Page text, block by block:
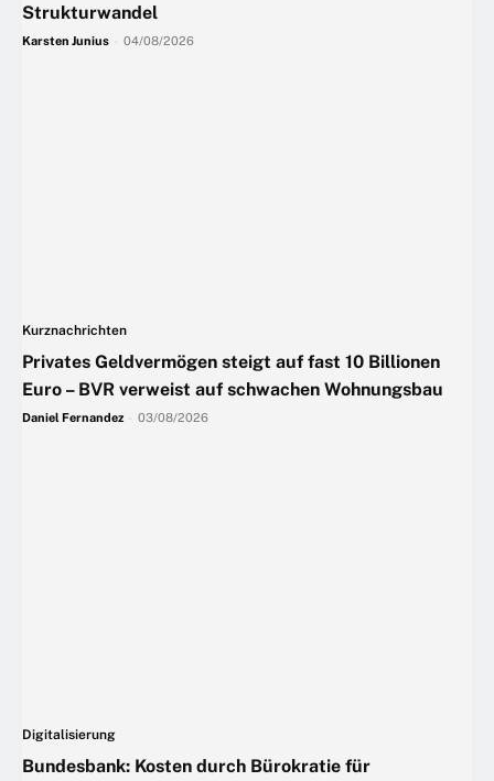
Strukturwandel
Karsten Junius 04/08/2026
Kurznachrichten
Privates Geldvermögen steigt auf fast 10 Billionen
Euro – BVR verweist auf schwachen Wohnungsbau
Daniel Fernandez 03/08/2026
Digitalisierung
Bundesbank: Kosten durch Bürokratie für